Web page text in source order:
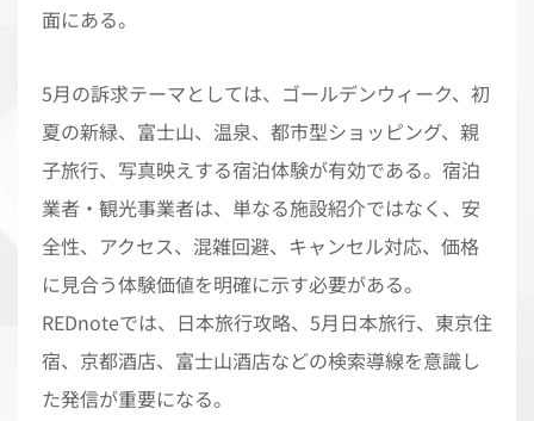
面にある。
5月の訴求テーマとしては、ゴールデンウィーク、初
夏の新緑、富士山、温泉、都市型ショッピング、親
子旅行、写真映えする宿泊体験が有効である。宿泊
業者・観光事業者は、単なる施設紹介ではなく、安
全性、アクセス、混雑回避、キャンセル対応、価格
に見合う体験価値を明確に示す必要がある。
REDnoteでは、日本旅行攻略、5月日本旅行、東京住
宿、京都酒店、富士山酒店などの検索導線を意識し
た発信が重要になる。